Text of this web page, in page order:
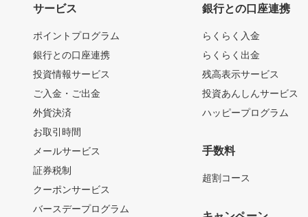
サービス
ポイントプログラム
銀行との口座連携
投資情報サービス
ご入金・ご出金
外貨決済
お取引時間
メールサービス
証券税制
クーポンサービス
バースデープログラム
銀行との口座連携
らくらく入金
らくらく出金
残高表示サービス
投資あんしんサービス
ハッピープログラム
手数料
超割コース